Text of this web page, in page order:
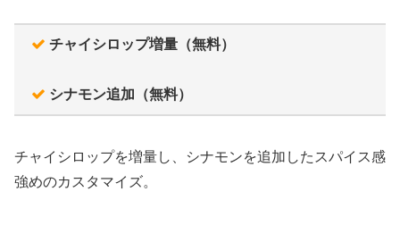
チャイシロップ増量（無料）
シナモン追加（無料）
チャイシロップを増量し、シナモンを追加したスパイス感
強めのカスタマイズ。